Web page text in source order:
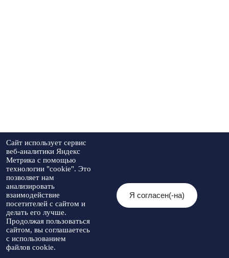
Сайт использует сервис
веб-аналитики Яндекс
Метрика с помощью
технологии "cookie". Это
позволяет нам
анализировать
взаимодействие
посетителей с сайтом и
делать его лучше.
Продолжая пользоваться
сайтом, вы соглашаетесь
с использованием
файлов cookie.
Я согласен(-на)